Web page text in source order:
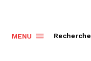
MENU Recherche